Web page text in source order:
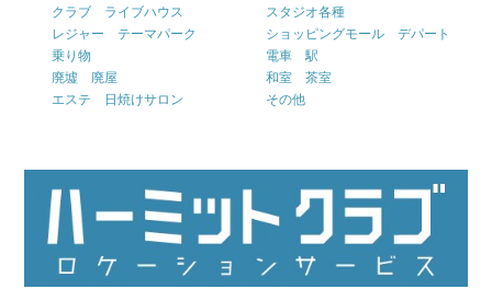
クラブ ライブハウス
スタジオ各種
レジャー テーマパーク
ショッピングモール デパート
乗り物
電車 駅
廃墟 廃屋
和室 茶室
エステ 日焼けサロン
その他